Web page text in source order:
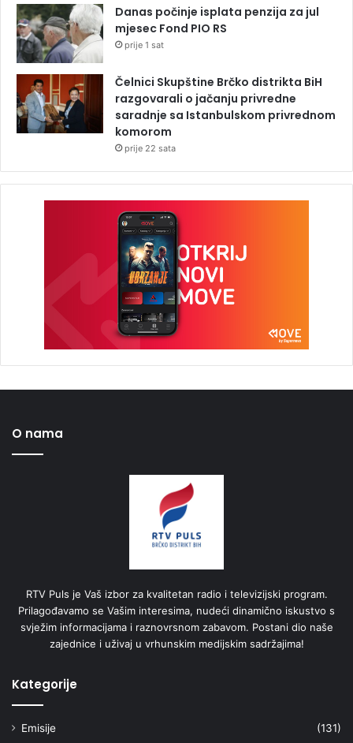
Danas počinje isplata penzija za jul
mjesec Fond PIO RS
prije 1 sat
Čelnici Skupštine Brčko distrikta BiH
razgovarali o jačanju privredne
saradnje sa Istanbulskom privrednom
komorom
prije 22 sata
O nama
RTV Puls je Vaš izbor za kvalitetan radio i televizijski program.
Prilagođavamo se Vašim interesima, nudeći dinamično iskustvo s
svježim informacijama i raznovrsnom zabavom. Postani dio naše
zajednice i uživaj u vrhunskim medijskim sadržajima!
Kategorije
Emisije
(131)